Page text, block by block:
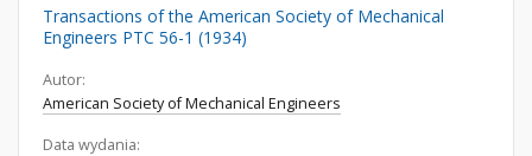
Transactions of the American Society of Mechanical
Engineers PTC 56-1 (1934)
Autor:
American Society of Mechanical Engineers
Data wydania: